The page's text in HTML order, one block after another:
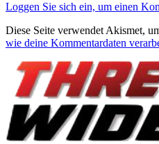
Loggen Sie sich ein, um einen
Diese Seite verwendet Akismet,
wie deine Kommentardaten